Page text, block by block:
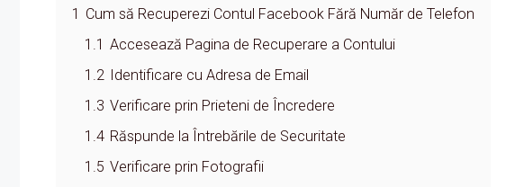
1 Cum să Recuperezi Contul Facebook Fără Număr de Telefon
1.1 Accesează Pagina de Recuperare a Contului
1.2 Identificare cu Adresa de Email
1.3 Verificare prin Prieteni de Încredere
1.4 Răspunde la Întrebările de Securitate
1.5 Verificare prin Fotografii